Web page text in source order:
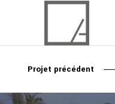
Projet précédent